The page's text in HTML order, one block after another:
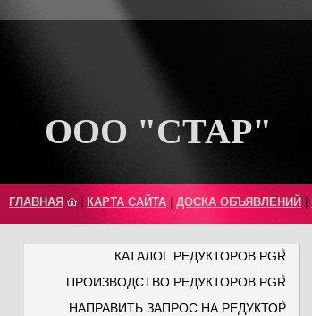
ООО "СТАР"
ГЛАВНАЯ КАРТА САЙТА ДОСКА ОБЪЯВЛЕНИЙ
КАТАЛОГ РЕДУКТОРОВ PGR
ПРОИЗВОДСТВО РЕДУКТОРОВ PGR
НАПРАВИТЬ ЗАПРОС НА РЕДУКТОР